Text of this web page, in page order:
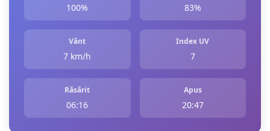
100% 83%
Vânt
7 km/h
Index UV
7
Răsărit
06:16
Apus
20:47